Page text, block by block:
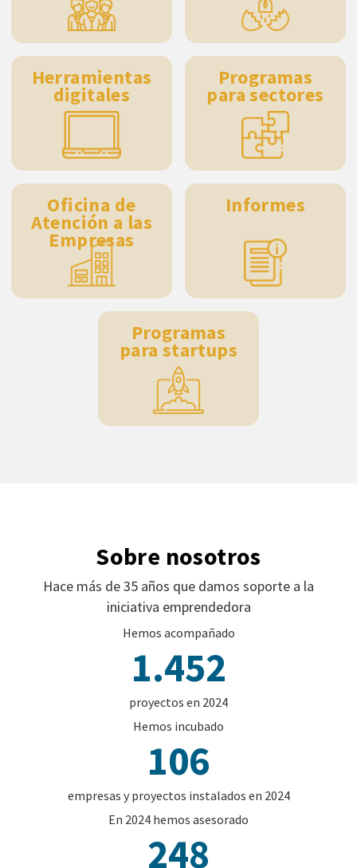
Herramientas
digitales
Programas
para sectores
Oficina de
Atención a las
Empresas
Informes
Programas
para startups
Sobre nosotros
Hace más de 35 años que damos soporte a la
iniciativa emprendedora
Hemos acompañado
1.452
proyectos en 2024
Hemos incubado
106
empresas y proyectos instalados en 2024
En 2024 hemos asesorado
248